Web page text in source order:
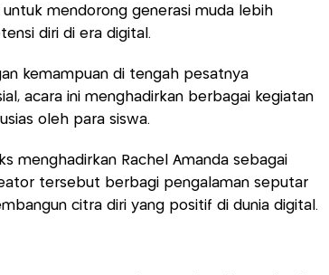
mendorong generasi muda lebih
diri di era digital.
kemampuan di tengah pesatnya
acara ini menghadirkan berbagai kegiatan
oleh para siswa.
menghadirkan Rachel Amanda sebagai
tersebut berbagi pengalaman seputar
citra diri yang positif di dunia digital.